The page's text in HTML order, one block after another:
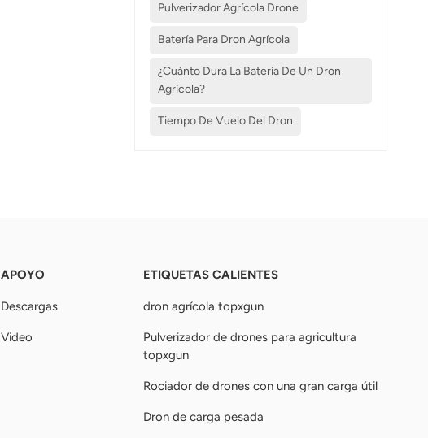
Pulverizador Agrícola Drone
Batería Para Dron Agrícola
¿Cuánto Dura La Batería De Un Dron
Agrícola?
Tiempo De Vuelo Del Dron
APOYO
Descargas
Video
ETIQUETAS CALIENTES
dron agrícola topxgun
Pulverizador de drones para agricultura
topxgun
Rociador de drones con una gran carga útil
Dron de carga pesada